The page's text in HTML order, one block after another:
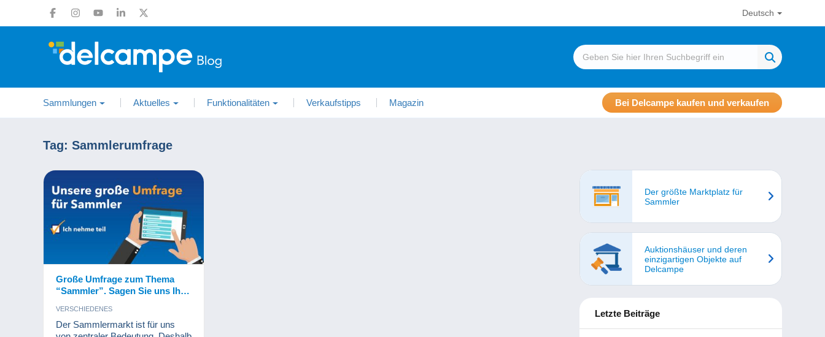
Deutsch
Sammlungen Aktuelles Funktionalitäten Verkaufstipps Magazin Bei Delcampe kaufen und verkaufen
Tag: Sammlerumfrage
Große Umfrage zum Thema
“Sammler”. Sagen Sie uns Ihre
VERSCHIEDENES
Der Sammlermarkt ist für uns
Der größte Marktplatz für
Sammler
Auktionshäuser und deren
einzigartigen Objekte auf
Delcampe
Letzte Beiträge